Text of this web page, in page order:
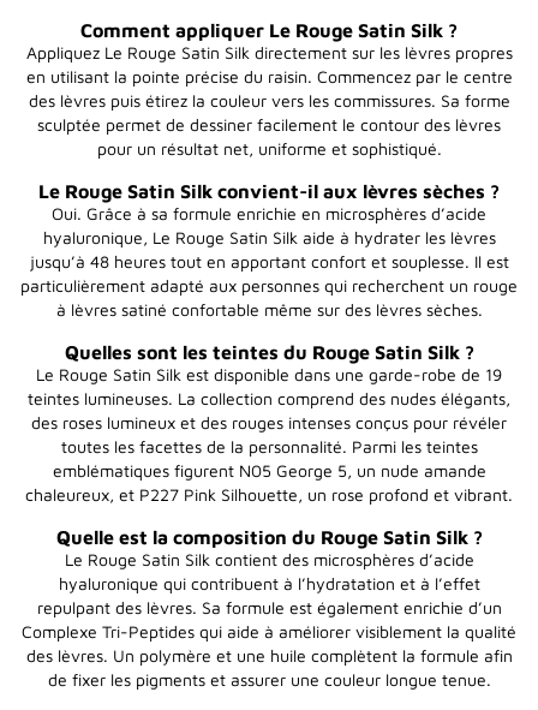
Comment appliquer Le Rouge Satin Silk ?
Appliquez Le Rouge Satin Silk directement sur les lèvres propres
en utilisant la pointe précise du raisin. Commencez par le centre
des lèvres puis étirez la couleur vers les commissures. Sa forme
sculptée permet de dessiner facilement le contour des lèvres
pour un résultat net, uniforme et sophistiqué.
Le Rouge Satin Silk convient-il aux lèvres sèches ?
Oui. Grâce à sa formule enrichie en microsphères d’acide
hyaluronique, Le Rouge Satin Silk aide à hydrater les lèvres
jusqu’à 48 heures tout en apportant confort et souplesse. Il est
particulièrement adapté aux personnes qui recherchent un rouge
à lèvres satiné confortable même sur des lèvres sèches.
Quelles sont les teintes du Rouge Satin Silk ?
Le Rouge Satin Silk est disponible dans une garde-robe de 19
teintes lumineuses. La collection comprend des nudes élégants,
des roses lumineux et des rouges intenses conçus pour révéler
toutes les facettes de la personnalité. Parmi les teintes
emblématiques figurent N05 George 5, un nude amande
chaleureux, et P227 Pink Silhouette, un rose profond et vibrant.
Quelle est la composition du Rouge Satin Silk ?
Le Rouge Satin Silk contient des microsphères d’acide
hyaluronique qui contribuent à l’hydratation et à l’effet
repulpant des lèvres. Sa formule est également enrichie d’un
Complexe Tri-Peptides qui aide à améliorer visiblement la qualité
des lèvres. Un polymère et une huile complètent la formule afin
de fixer les pigments et assurer une couleur longue tenue.